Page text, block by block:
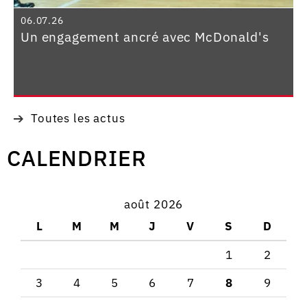
06.07.26
Un engagement ancré avec McDonald's
Toutes les actus
CALENDRIER
août 2026
L
M M J V S
D
1
2
3
4 5 6 7 8
9